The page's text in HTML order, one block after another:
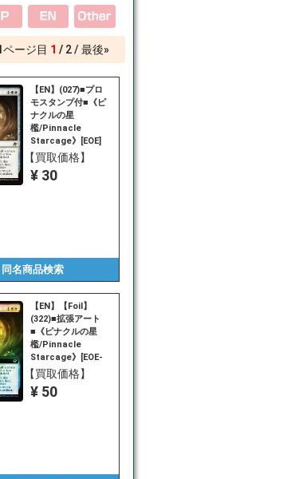
ページ目 1 2 最後»
【EN】(027)■プロ
モスタンプ付■《ピ
ナクルの星
檻/Pinnacle
Starcage》[EOE]
白R
【買取価格】
¥ 30
同名商品検索
【EN】【Foil】
(322)■拡張アート
■《ピナクルの星
檻/Pinnacle
Starcage》[EOE-
BF] 白R
【買取価格】
¥ 50